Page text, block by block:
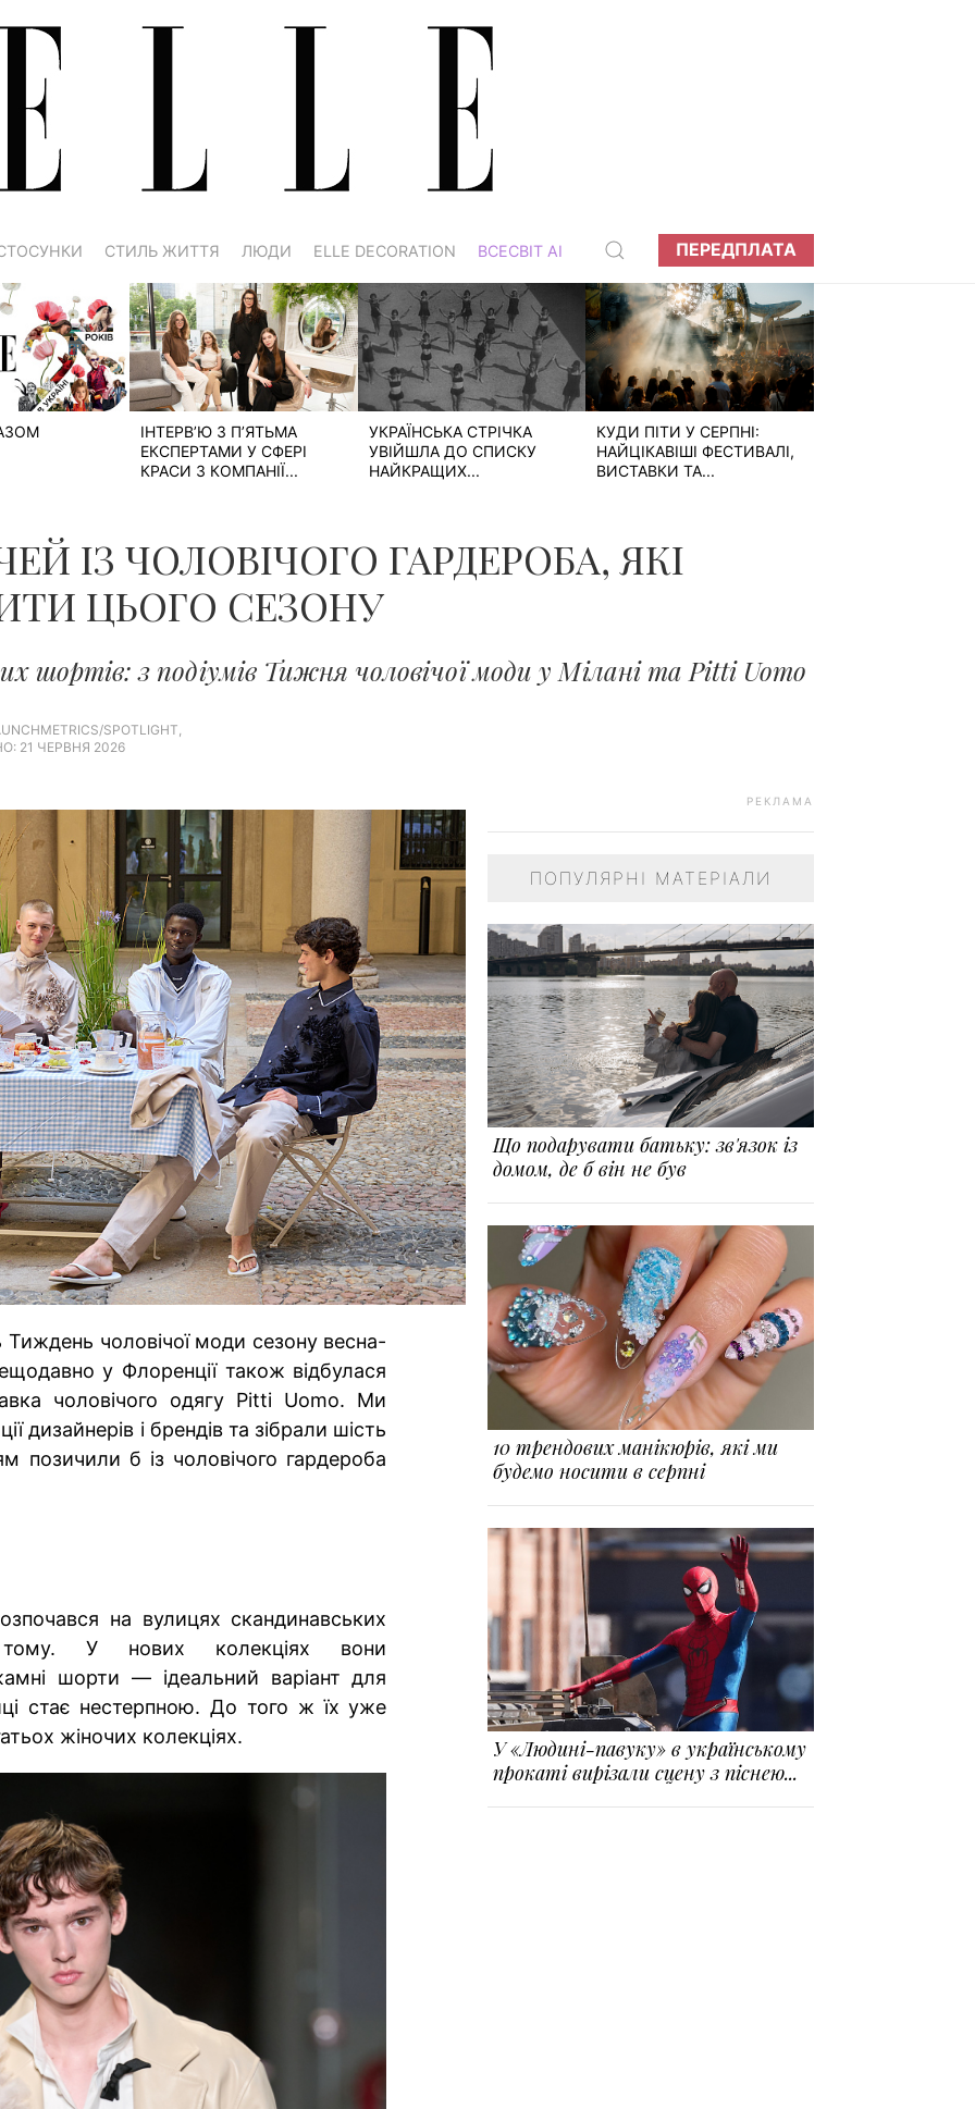
СТИЛЬ ЖИТТЯ ЛЮДИ ELLE DECORATION ВСЕСВІТ АІ ПЕРЕДПЛАТА
ІНТЕРВ’Ю З П’ЯТЬМА
ЕКСПЕРТАМИ У СФЕРІ
КРАСИ З КОМПАНІЇ...
УКРАЇНСЬКА СТРІЧКА
УВІЙШЛА ДО СПИСКУ
НАЙКРАЩИХ...
КУДИ ПІТИ У СЕРПНІ:
НАЙЦІКАВІШІ ФЕСТИВАЛІ,
ВИСТАВКИ ТА...
ІЗ ЧОЛОВІЧОГО ГАРДЕРОБА, ЯКІ
ЦЬОГО СЕЗОНУ
шортів: з подіумів Тижня чоловічої моди у Мілані та Pitti Uomo
SPOTLIGHT,
21 ЧЕРВНЯ 2026
Тиждень чоловічої моди сезону весна-
у Флоренції також відбулася
чоловічого одягу Pitti Uomo. Ми
дизайнерів і брендів та зібрали шість
позичили б із чоловічого гардероба
на вулицях скандинавських
тому. У нових колекціях вони
шорти — ідеальний варіант для
стає нестерпною. До того ж їх уже
жіночих колекціях.
РЕКЛАМА
ПОПУЛЯРНІ МАТЕРІАЛИ
Що подарувати батьку: зв'язок із
домом, де б він не був
10 трендових манікюрів, які ми
будемо носити в серпні
У «Людині-павуку» в українському
прокаті вирізали сцену з піснею...